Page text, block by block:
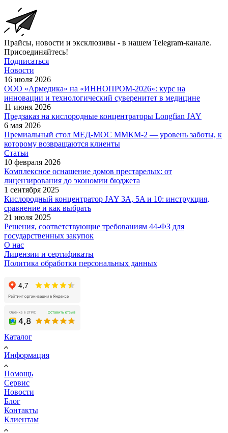
Прайсы, новости и эксклюзивы - в нашем Telegram-канале.
Присоединяйтесь!
Подписаться
Новости
16 июля 2026
ООО «Армедика» на «ИННОПРОМ-2026»: курс на
инновации и технологический суверенитет в медицине
11 июня 2026
Предзаказ на кислородные концентраторы Longfian JAY
6 мая 2026
Премиальный стол МЕД-МОС ММКМ-2 — уровень заботы, к
которому возвращаются клиенты
Статьи
10 февраля 2026
Комплексное оснащение домов престарелых: от
лицензирования до экономии бюджета
1 сентября 2025
Кислородный концентратор JAY 3A, 5A и 10: инструкция,
сравнение и как выбрать
21 июля 2025
Решения, соответствующие требованиям 44-ФЗ для
государственных закупок
О нас
Лицензии и сертификаты
Политика обработки персональных данных
Каталог
Информация
Помощь
Сервис
Новости
Блог
Контакты
Клиентам